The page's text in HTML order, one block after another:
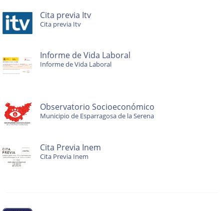
Cita previa Itv
Cita previa Itv
Informe de Vida Laboral
Informe de Vida Laboral
Observatorio Socioeconómico
Municipio de Esparragosa de la Serena
Cita Previa Inem
Cita Previa Inem